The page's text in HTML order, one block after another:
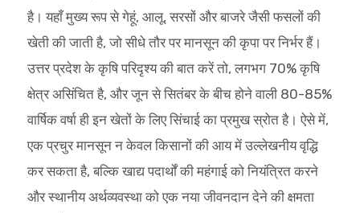
है। यहाँ मुख्य रूप से गेहूं, आलू, सरसों और बाजरे जैसी फसलों की
खेती की जाती है, जो सीधे तौर पर मानसून की कृपा पर निर्भर हैं।
उत्तर प्रदेश के कृषि परिदृश्य की बात करें तो, लगभग 70% कृषि
क्षेत्र असिंचित है, और जून से सितंबर के बीच होने वाली 80-85%
वार्षिक वर्षा ही इन खेतों के लिए सिंचाई का प्रमुख स्रोत है। ऐसे में,
एक प्रचुर मानसून न केवल किसानों की आय में उल्लेखनीय वृद्धि
कर सकता है, बल्कि खाद्य पदार्थों की महंगाई को नियंत्रित करने
और स्थानीय अर्थव्यवस्था को एक नया जीवनदान देने की क्षमता